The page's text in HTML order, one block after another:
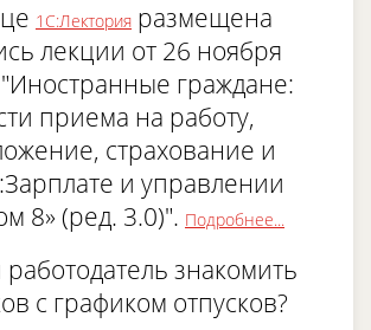
1С:Лектория размещена
лекции от 26 ноября
граждане:
приема на работу,
страхование и
и управлении
8» (ред. 3.0)". Подробнее...
знакомить
с графиком отпусков?